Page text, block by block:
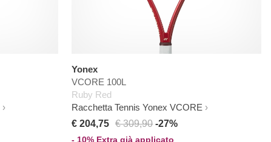
Yonex
VCORE 100L
Ruby Red
Racchetta Tennis Yonex VCORE
€ 204,75
€ 309,90 -27%
- 10% Extra già applicato